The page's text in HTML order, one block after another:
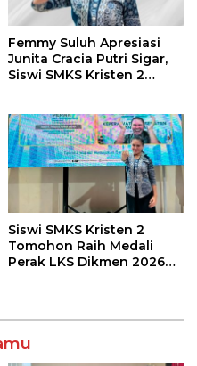
Femmy Suluh Apresiasi
Junita Cracia Putri Sigar,
Siswi SMKS Kristen 2
Nasional 2026
Siswi SMKS Kristen 2
Tomohon Raih Medali
Perak LKS Dikmen 2026